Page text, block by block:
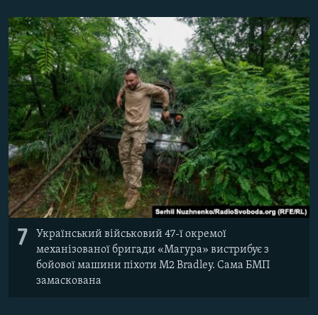
7
Український військовий 47-ї окремої
механізованої бригади «Магура» вистрибує з
бойової машини піхоти M2 Bradley. Сама БМП
замаскована